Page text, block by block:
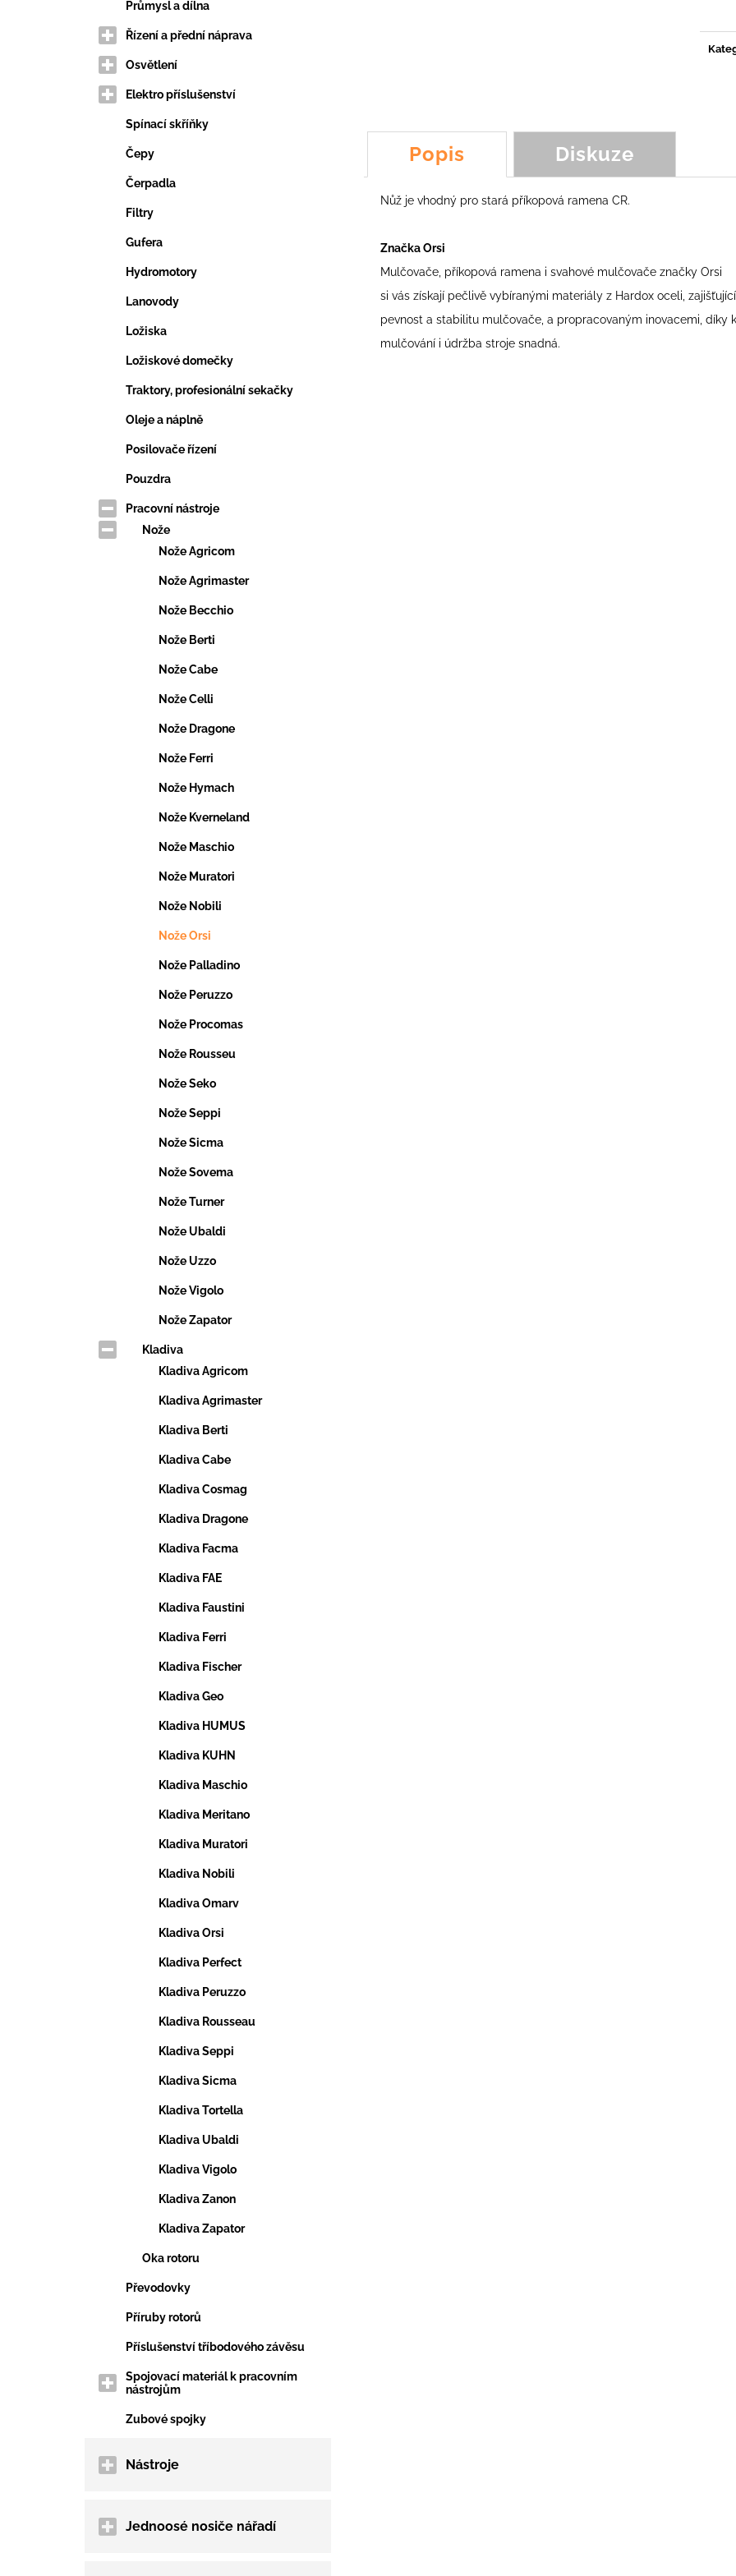
Průmysl a dílna
Řízení a přední náprava
Osvětlení
Elektro příslušenství
Spínací skříňky
Čepy
Čerpadla
Filtry
Gufera
Hydromotory
Lanovody
Ložiska
Ložiskové domečky
Traktory, profesionální sekačky
Oleje a náplně
Posilovače řízení
Pouzdra
Pracovní nástroje
Nože
Nože Agricom
Nože Agrimaster
Nože Becchio
Nože Berti
Nože Cabe
Nože Celli
Nože Dragone
Nože Ferri
Nože Hymach
Nože Kverneland
Nože Maschio
Nože Muratori
Nože Nobili
Nože Orsi
Nože Palladino
Nože Peruzzo
Nože Procomas
Nože Rousseu
Nože Seko
Nože Seppi
Nože Sicma
Nože Sovema
Nože Turner
Nože Ubaldi
Nože Uzzo
Nože Vigolo
Nože Zapator
Kladiva
Kladiva Agricom
Kladiva Agrimaster
Kladiva Berti
Kladiva Cabe
Kladiva Cosmag
Kladiva Dragone
Kladiva Facma
Kladiva FAE
Kladiva Faustini
Kladiva Ferri
Kladiva Fischer
Kladiva Geo
Kladiva HUMUS
Kladiva KUHN
Kladiva Maschio
Kladiva Meritano
Kladiva Muratori
Kladiva Nobili
Kladiva Omarv
Kladiva Orsi
Kladiva Perfect
Kladiva Peruzzo
Kladiva Rousseau
Kladiva Seppi
Kladiva Sicma
Kladiva Tortella
Kladiva Ubaldi
Kladiva Vigolo
Kladiva Zanon
Kladiva Zapator
Oka rotoru
Převodovky
Příruby rotorů
Příslušenství tříbodového závěsu
Spojovací materiál k pracovním
nástrojům
Zubové spojky
Nástroje
Jednoosé nosiče nářadí
Popis Diskuze
Nůž je vhodný pro stará příkopová ramena CR.
Značka Orsi
Mulčovače, příkopová ramena i svahové mulčovače značky Orsi
si vás získají pečlivě vybíranými materiály z Hardox oceli, zajišťující
pevnost a stabilitu mulčovače, a propracovaným inovacemi, díky
mulčování i údržba stroje snadná.
VERTIKUTAČNÍ NŮŽ
203,69 Kč